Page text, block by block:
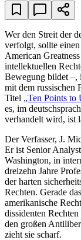
Wer den Streit der
verfolgt, sollte
American
intellektuellen
Bewegung bildet –,
mit dem russischen
Titel „Ten Points to
es, im
verhandelt wird, ist
Der Verfasser, J.
Er ist Senior
Washington, in
dreizehn Jahre
der harten
Rechten. Gerade
amerikanische
dissidenten
den großen
zieht sie scharf.